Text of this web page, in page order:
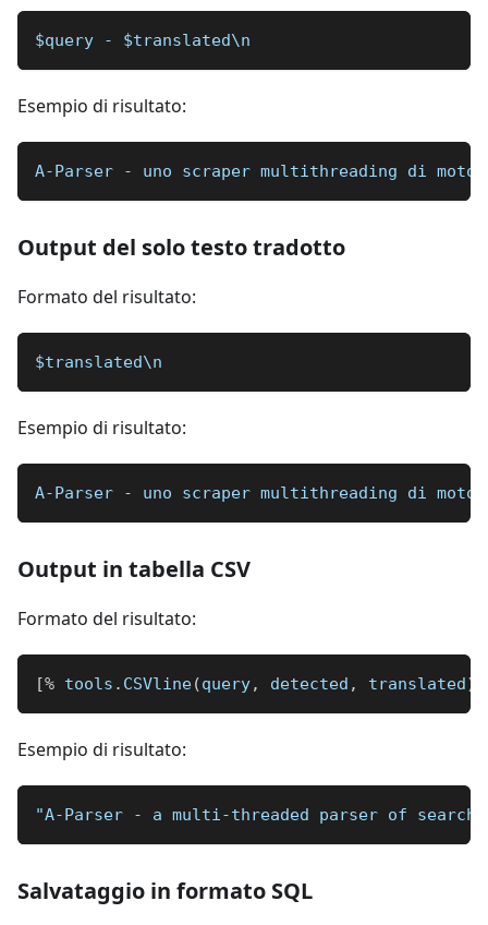
$query - $translated\n
Esempio di risultato:
A-Parser - uno scraper multithreading di
Output del solo testo tradotto
Formato del risultato:
$translated\n
Esempio di risultato:
A-Parser - uno scraper multithreading di
Output in tabella CSV
Formato del risultato:
[% tools . CSVline(query, detected , translated)
Esempio di risultato:
"A-Parser - a multi-threaded parser of
Salvataggio in formato SQL